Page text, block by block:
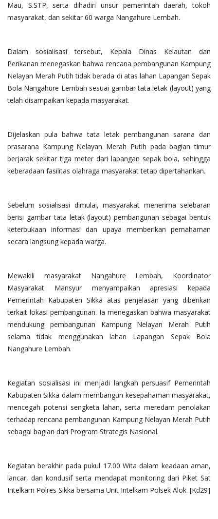
Mau, S.STP, serta dihadiri unsur pemerintah daerah, tokoh
masyarakat, dan sekitar 60 warga Nangahure Lembah.
Dalam sosialisasi tersebut, Kepala Dinas Kelautan dan
Perikanan menegaskan bahwa rencana pembangunan Kampung
Nelayan Merah Putih tidak berada di atas lahan Lapangan Sepak
Bola Nangahure Lembah sesuai gambar tata letak (layout) yang
telah disampaikan kepada masyarakat.
Dijelaskan pula bahwa tata letak pembangunan sarana dan
prasarana Kampung Nelayan Merah Putih pada bagian timur
berjarak sekitar tiga meter dari lapangan sepak bola, sehingga
keberadaan fasilitas olahraga masyarakat tetap dipertahankan.
Sebelum sosialisasi dimulai, masyarakat menerima selebaran
berisi gambar tata letak (layout) pembangunan sebagai bentuk
keterbukaan informasi dan upaya memberikan pemahaman
secara langsung kepada warga.
Mewakili masyarakat Nangahure Lembah, Koordinator
Masyarakat Mansyur menyampaikan apresiasi kepada
Pemerintah Kabupaten Sikka atas penjelasan yang diberikan
terkait lokasi pembangunan. Ia menegaskan bahwa masyarakat
mendukung pembangunan Kampung Nelayan Merah Putih
selama tidak menggunakan lahan Lapangan Sepak Bola
Nangahure Lembah.
Kegiatan sosialisasi ini menjadi langkah persuasif Pemerintah
Kabupaten Sikka dalam membangun kesepahaman masyarakat,
mencegah potensi sengketa lahan, serta meredam penolakan
terhadap rencana pembangunan Kampung Nelayan Merah Putih
sebagai bagian dari Program Strategis Nasional.
Kegiatan berakhir pada pukul 17.00 Wita dalam keadaan aman,
lancar, dan kondusif serta mendapat monitoring dari Piket Sat
Intelkam Polres Sikka bersama Unit Intelkam Polsek Alok. [Kd29]